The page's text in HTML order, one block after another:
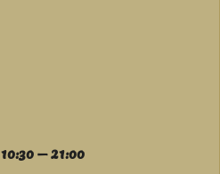
10:30 – 21:00